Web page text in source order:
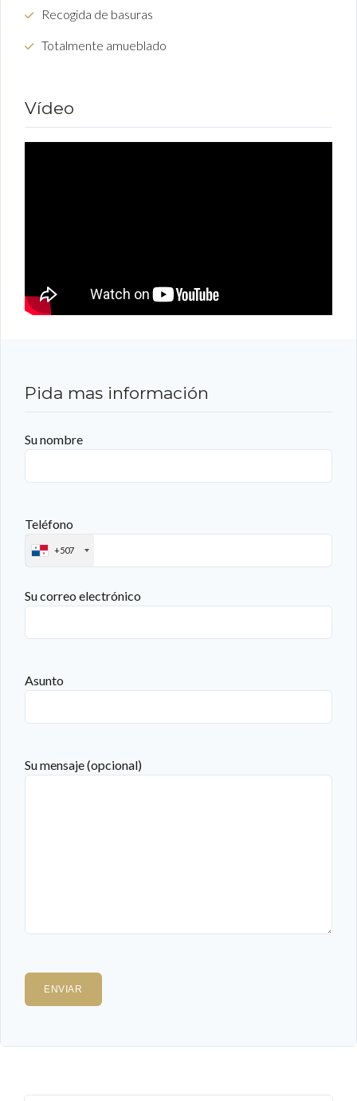
Recogida de basuras
Totalmente amueblado
Vídeo
Pida mas información
Su nombre
Teléfono
+507
Su correo electrónico
Asunto
Su mensaje (opcional)